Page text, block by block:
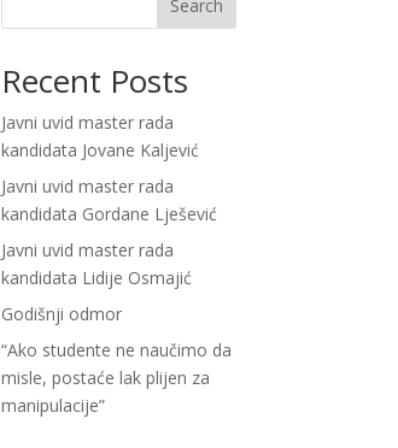
Search
Recent Posts
Javni uvid master rada
kandidata Jovane Kaljević
Javni uvid master rada
kandidata Gordane Lješević
Javni uvid master rada
kandidata Lidije Osmajić
Godišnji odmor
“Ako studente ne naučimo da
misle, postaće lak plijen za
manipulacije”